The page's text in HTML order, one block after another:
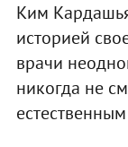
Ким
историей
врачи
никогда не